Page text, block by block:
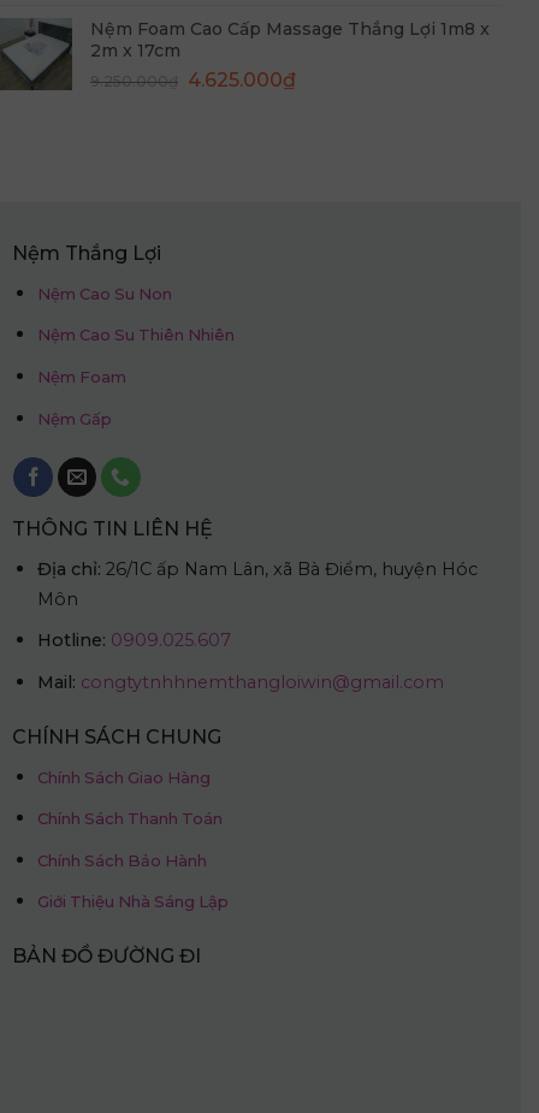
là:
tại
4.975.000₫.
Nệm Foam Cao Cấp Massage Thắng Lợi 1m8 x
2m x 17cm
9.250.000₫ Giá
4.625.000₫Giá
Nệm Thắng Lợi
Nệm Cao Su Non
Nệm Cao Su Thiên Nhiên
Nệm Foam
Nệm Gấp
THÔNG TIN LIÊN HỆ
Địa chỉ: 26/1C ấp Nam Lân, xã Bà Điểm, huyện Hóc
Môn
Hotline: 0909.025.607
Mail: congtytnhhnemthangloiwin@gmail.com
CHÍNH SÁCH CHUNG
Chính Sách Giao Hàng
Chính Sách Thanh Toán
Chính Sách Bảo Hành
Giới Thiệu Nhà Sáng Lập
BẢN ĐỒ ĐƯỜNG ĐI